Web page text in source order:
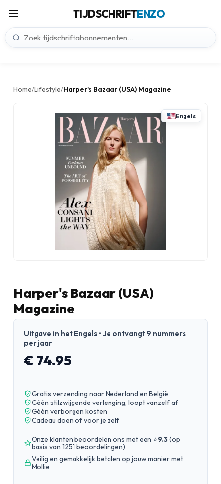
TIJDSCHRIFTENZO
Home/Lifestyle/Harper's Bazaar (USA) Magazine
Engels
Harper's Bazaar (USA)
Magazine
Uitgave in het Engels • Je ontvangt 9 nummers
per jaar
€ 74.95
Gratis verzending naar Nederland en België
Géén stilzwijgende verlenging, loopt vanzelf af
Géén verborgen kosten
Cadeau doen of voor je zelf
Onze klanten beoordelen ons met een ⭐9.3(op
basis van 1251 beoordelingen)
Veilig en gemakkelijk betalen op jouw manier met
Mollie